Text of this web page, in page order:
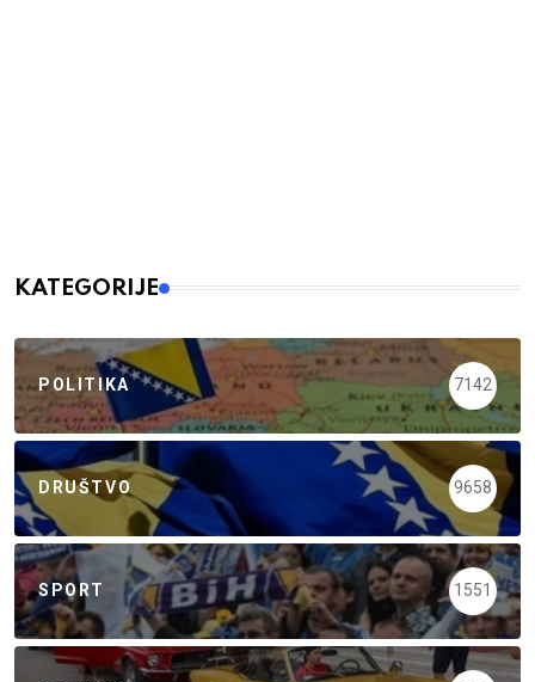
KATEGORIJE
POLITIKA 7142
DRUŠTVO 9658
SPORT 1551